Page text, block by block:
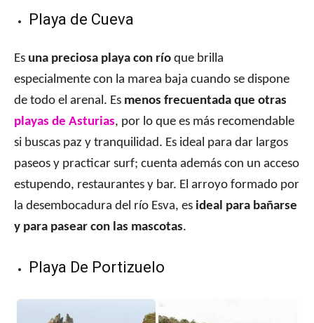
Playa de Cueva
Es una preciosa playa con río que brilla
especialmente con la marea baja cuando se dispone
de todo el arenal. Es menos frecuentada que otras
playas de Asturias, por lo que es más recomendable
si buscas paz y tranquilidad. Es ideal para dar largos
paseos y practicar surf; cuenta además con un acceso
estupendo, restaurantes y bar. El arroyo formado por
la desembocadura del río Esva, es ideal para bañarse
y para pasear con las mascotas.
Playa De Portizuelo